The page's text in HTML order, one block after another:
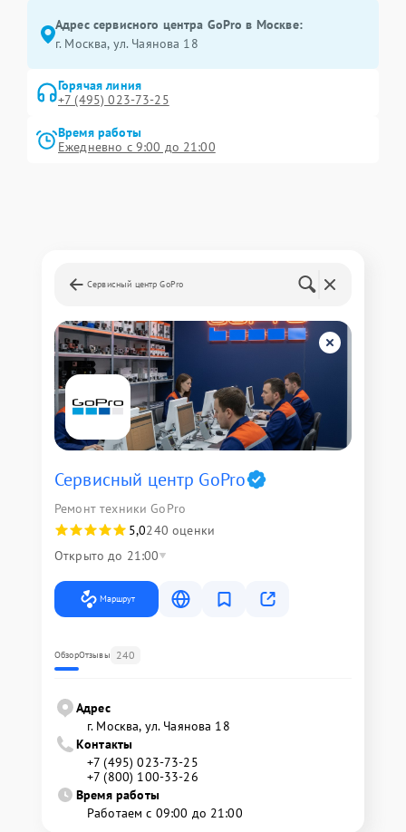
Адрес сервисного центра GoPro в Москве:
г. Москва, ул. Чаянова 18
Горячая линия
+7 (495) 023-73-25
Время работы
Ежедневно с 9:00 до 21:00
Сервисный центр GoPro
Сервисный центр GoPro
Ремонт техники GoPro
5,0240 оценки
Открыто до 21:00
Маршрут
ОбзорОтзывы 240
Адрес
г. Москва, ул. Чаянова 18
Контакты
+7 (495) 023-73-25
+7 (800) 100-33-26
Время работы
Работаем с 09:00 до 21:00